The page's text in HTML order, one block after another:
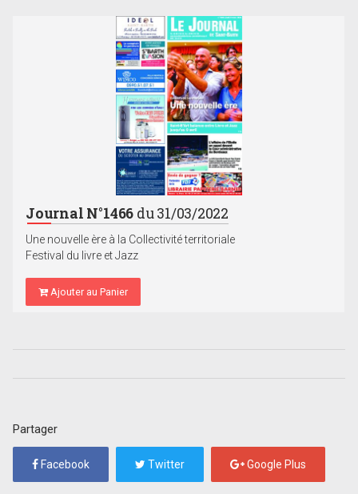
Journal N°1466 du 31/03/2022
Une nouvelle ère à la Collectivité territoriale
Festival du livre et Jazz
Ajouter au Panier
Partager
Facebook Twitter Google Plus